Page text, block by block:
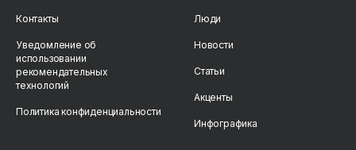
Контакты
Уведомление об
использовании
рекомендательных
технологий
Политика конфиденциальности
Люди
Новости
Статьи
Акценты
Инфографика